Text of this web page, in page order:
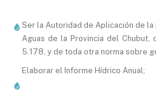
Ser la Autoridad de Aplicación de
Aguas de la Provincia del Chubut,
5.178, y de toda otra norma sobre
Elaborar el Informe Hídrico Anual;